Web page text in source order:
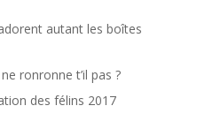
autant les boîtes
ronronne t’il pas ?
des félins 2017